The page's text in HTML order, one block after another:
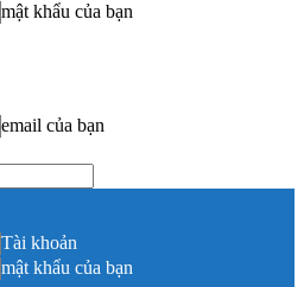
mật khẩu của bạn
email của bạn
Tài khoản
mật khẩu của bạn